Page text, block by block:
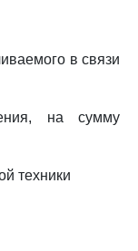
в связи
на сумму
техники